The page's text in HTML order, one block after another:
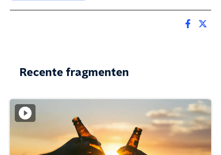
Recente fragmenten